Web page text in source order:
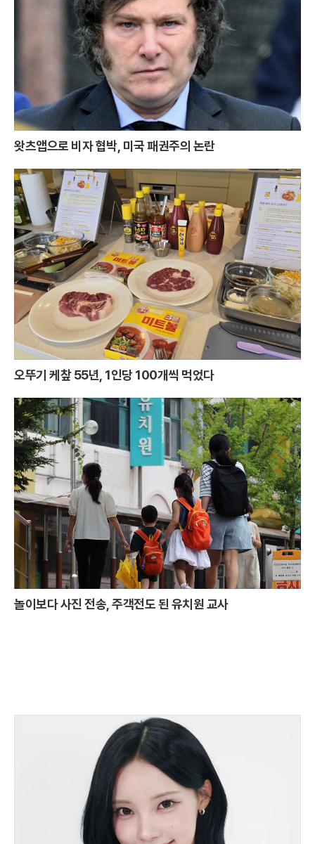
왓츠앱으로 비자 협박, 미국 패권주의 논란
오뚜기 케챂 55년, 1인당 100개씩 먹었다
놀이보다 사진 전송, 주객전도 된 유치원 교사